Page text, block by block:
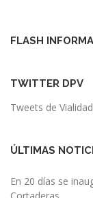
FLASH
TWITTER DPV
Tweets de
ÚLTIMAS
En 20 días se
Cortaderas